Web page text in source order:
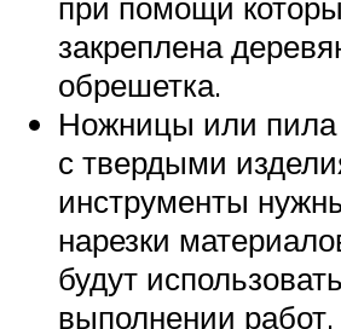
закреплена
обрешетка.
Ножницы или пила
с твердыми
инструменты
нарезки
будут
выполнении работ.